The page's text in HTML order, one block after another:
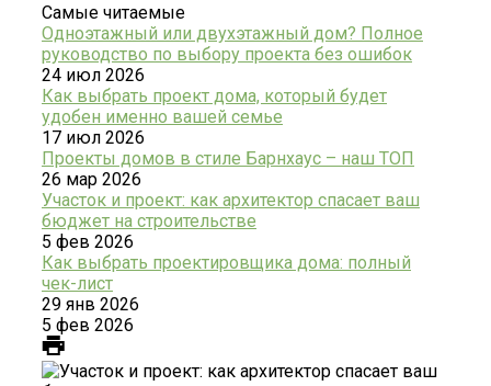
Самые читаемые
Одноэтажный или двухэтажный дом? Полное
руководство по выбору проекта без ошибок
24 июл 2026
Как выбрать проект дома, который будет
удобен именно вашей семье
17 июл 2026
Проекты домов в стиле Барнхаус – наш ТОП
26 мар 2026
Участок и проект: как архитектор спасает ваш
бюджет на строительстве
5 фев 2026
Как выбрать проектировщика дома: полный
чек-лист
29 янв 2026
5 фев 2026